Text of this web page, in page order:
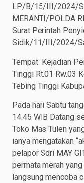
LP/B/15/III/2024/
MERANTI/POLDA
Surat Perintah
Sidik/11/III/2024/
Tempat Kejadian
Tinggi Rt.01 Rw.03
Tebing Tinggi
Pada hari Sabtu
14.45 WIB Datang
Toko Mas Tulen
ianya mengatakan
pelapor Sdri MAY
permata merah
langsung mencoba